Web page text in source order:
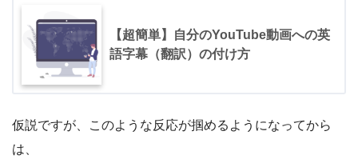
【超簡単】自分のYouTube動画への英
語字幕（翻訳）の付け方
仮説ですが、このような反応が掴めるようになってから
は、